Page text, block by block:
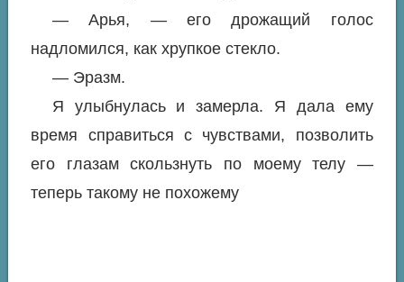
— Арья, — его дрожащий голос
надломился, как хрупкое стекло.
— Эразм.
Я улыбнулась и замерла. Я дала ему
время справиться с чувствами, позволить
его глазам скользнуть по моему телу —
теперь такому не похожему